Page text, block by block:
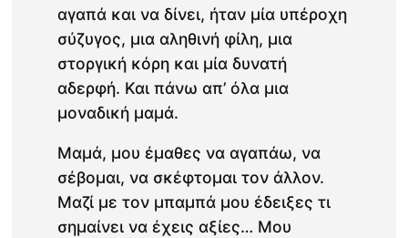
αγαπά και να δίνει, ήταν μία υπέροχη
σύζυγος, μια αληθινή φίλη, μια
στοργική κόρη και μία δυνατή
αδερφή. Και πάνω απ’ όλα μια
μοναδική μαμά.
Μαμά, μου έμαθες να αγαπάω, να
σέβομαι, να σκέφτομαι τον άλλον.
Μαζί με τον μπαμπά μου έδειξες τι
σημαίνει να έχεις αξίες… Μου